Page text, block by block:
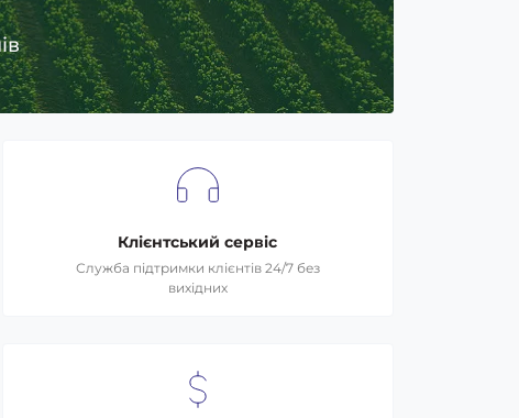
Клієнтський сервіс
Служба підтримки клієнтів 24/7 без
вихідних